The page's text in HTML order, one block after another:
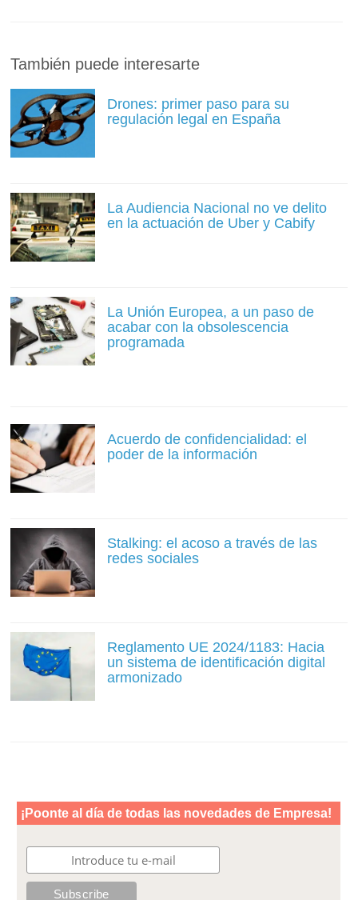
También puede interesarte
Drones: primer paso para su
regulación legal en España
La Audiencia Nacional no ve delito
en la actuación de Uber y Cabify
La Unión Europea, a un paso de
acabar con la obsolescencia
programada
Acuerdo de confidencialidad: el
poder de la información
Stalking: el acoso a través de las
redes sociales
Reglamento UE 2024/1183: Hacia
un sistema de identificación digital
armonizado